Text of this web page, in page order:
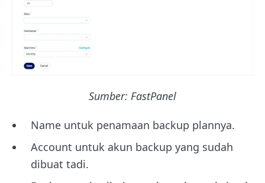
Sumber: FastPanel
Name untuk penamaan backup plannya.
Account untuk akun backup yang sudah
dibuat tadi.